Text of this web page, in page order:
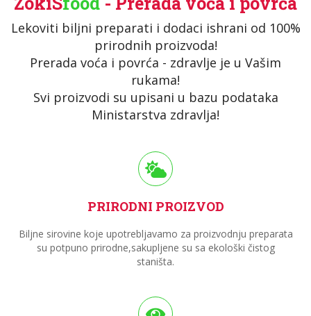
Lekoviti biljni preparati i dodaci ishrani od 100%
prirodnih proizvoda!
Prerada voća i povrća - zdravlje je u Vašim
rukama!
Svi proizvodi su upisani u bazu podataka
Ministarstva zdravlja!
PRIRODNI PROIZVOD
Biljne sirovine koje upotrebljavamo za proizvodnju preparata
su potpuno prirodne,sakupljene su sa ekološki čistog
staništa.